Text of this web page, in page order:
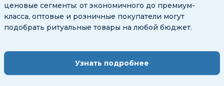
ценовые сегменты: от экономичного до премиум-
класса, оптовые и розничные покупатели могут
подобрать ритуальные товары на любой бюджет.
Узнать подробнее